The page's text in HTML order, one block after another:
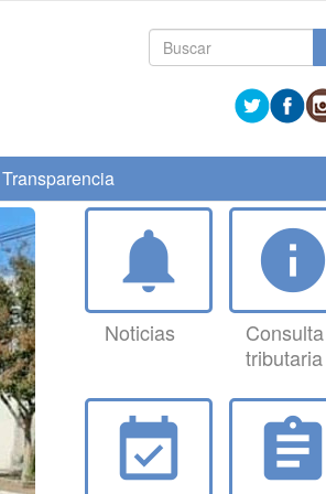
Formulario
búsqueda
Transparencia
notifications
Noticias
info
Consulta
tributaria
event_available assignment